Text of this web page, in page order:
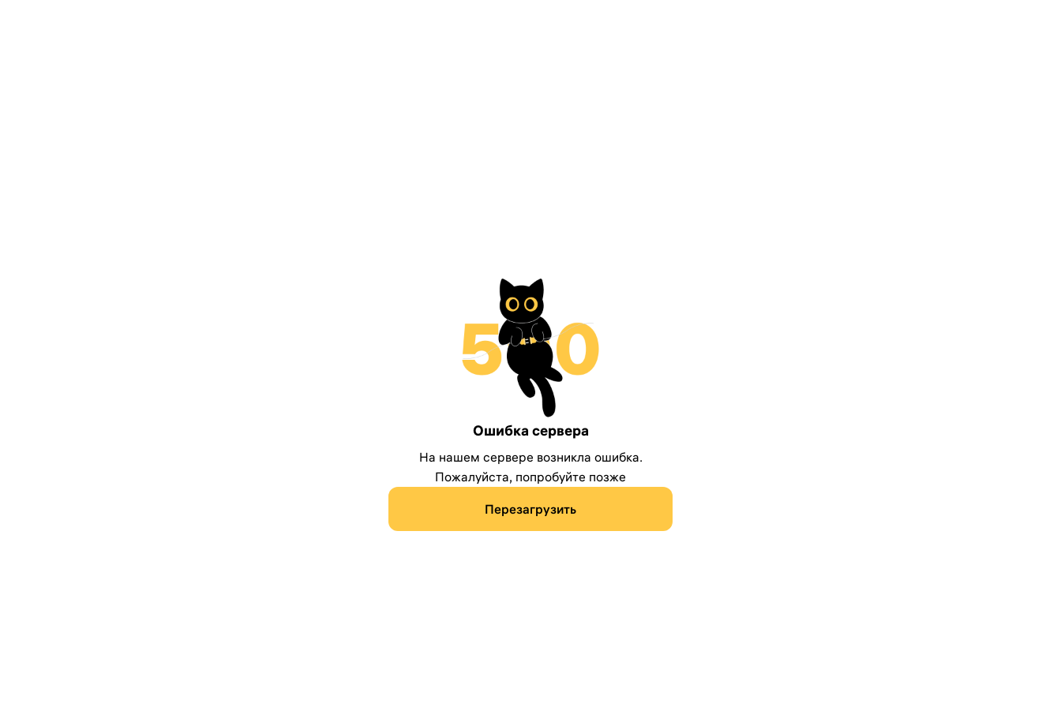
Ошибка сервера
На нашем сервере возникла ошибка.
Пожалуйста, попробуйте позже
Перезагрузить